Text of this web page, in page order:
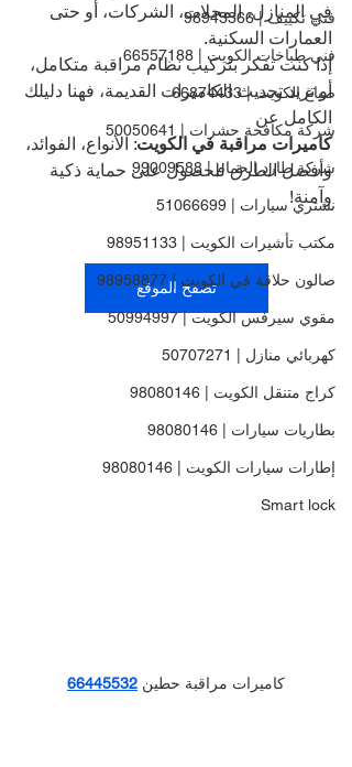
فني تكييف | 98943366
فني طباخات الكويت | 66557188
صباغ الكويت | 66874433
شركة مكافحة حشرات | 50050641
شركة طارد الحمام | 99009588
نشتري سيارات | 51066699
مكتب تأشيرات الكويت | 98951133
صالون حلاقة في الكويت | 98958877
مقوي سيرفس الكويت | 50994997
كهربائي منازل | 50707271
كراج متنقل الكويت | 98080146
بطاريات سيارات | 98080146
إطارات سيارات الكويت | 98080146
Smart lock
في المنازل، المحلات، الشركات، أو حتى
العمارات السكنية.
إذا كنت تفكر بتركيب نظام مراقبة متكامل،
أو تريد تحديث الكاميرات القديمة، فهنا دليلك
الكامل عن
كاميرات مراقبة في الكويت: الأنواع، الفوائد،
وأفضل الطرق للحصول على حماية ذكية
وآمنة!
تصفح الموقع
كاميرات مراقبة حطين 66445532